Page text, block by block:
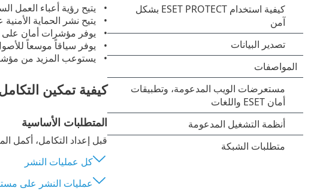
يتيح رؤية أعباء العمل
يتيح نشر الحماية الأمنية
يوفر مؤشرات أمان على
يوفر سياقاً موسعاً
يستوعب المزيد من
كيفية تمكين
المتطلبات الأساسية
قبل إعداد التكامل، أكمل
كل عمليات النشر
عمليات النشر على